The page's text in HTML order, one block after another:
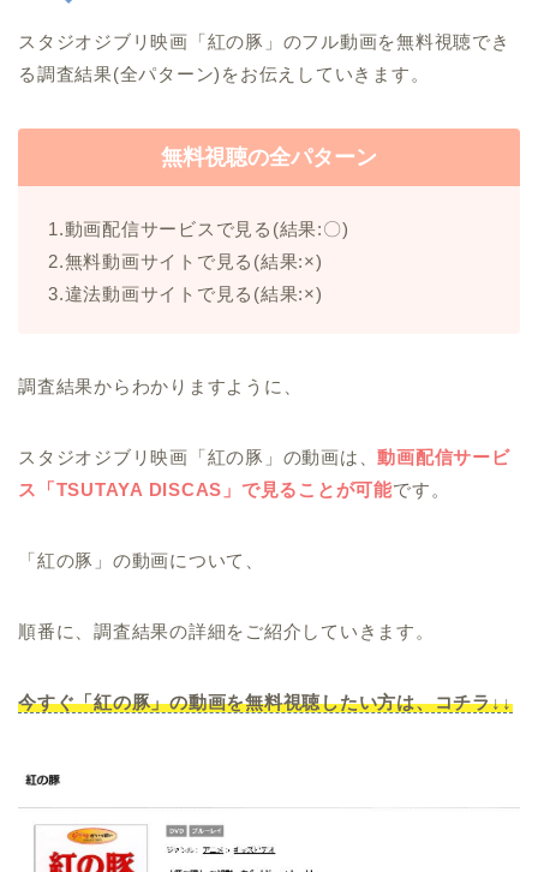
スタジオジブリ映画「紅の豚」のフル動画を無料視聴でき
る調査結果(全パターン)をお伝えしていきます。
無料視聴の全パターン
1.動画配信サービスで見る(結果:〇)
2.無料動画サイトで見る(結果:×)
3.違法動画サイトで見る(結果:×)
調査結果からわかりますように、
スタジオジブリ映画「紅の豚」の動画は、動画配信サービ
ス「TSUTAYA DISCAS」で見ることが可能です。
「紅の豚」の動画について、
順番に、調査結果の詳細をご紹介していきます。
今すぐ「紅の豚」の動画を無料視聴したい方は、コチラ↓↓